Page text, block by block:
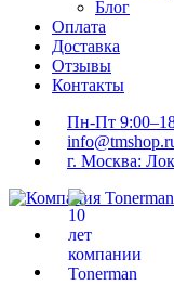
Блог
Оплата
Доставка
Отзывы
Контакты
Пн-Пт
г. Москва: